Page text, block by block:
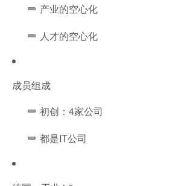
产业的空心化
人才的空心化
成员组成
初创：4家公司
都是IT公司